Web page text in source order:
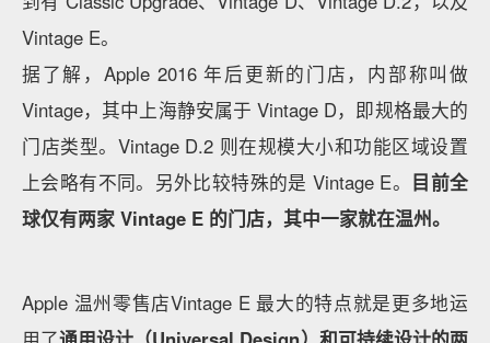
问题。
也正因为如此，
掉了 ，转而替代的是以在地的城市或地点直接命名店
铺，比如 Apple 香港广场、Apple 苏州、Apple 玄武
湖。
因为它的确不再仅仅是一家商店，更是一个在地的社区
这也是 Apple 零售的策略之一——它既以国际化的通
用标准贯彻到门店里，这就是为什么当你走进去的时